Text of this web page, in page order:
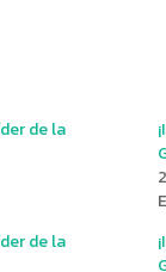
de la
de la